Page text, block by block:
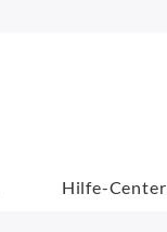
Hilfe-Center